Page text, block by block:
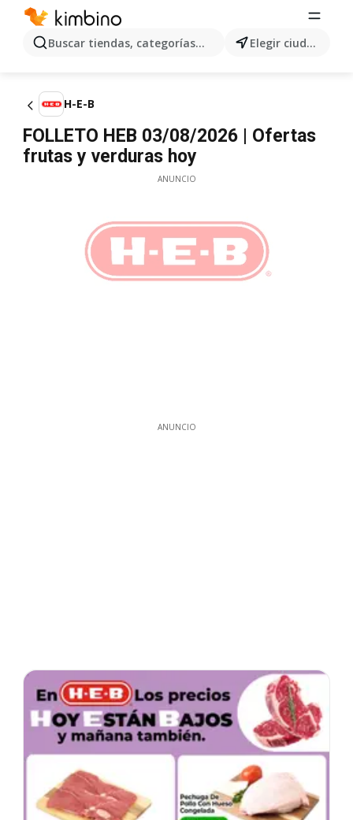
Buscar tiendas, categorías, productos... Elegir ciudad
H-E-B
FOLLETO HEB 03/08/2026 | Ofertas
frutas y verduras hoy
ANUNCIO
ANUNCIO